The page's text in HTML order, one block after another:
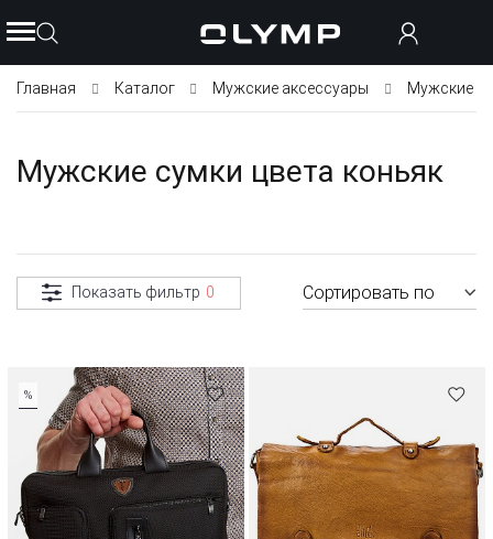
Главная Каталог Мужские аксессуары Мужские
Мужские сумки цвета коньяк
Показать фильтр 0 Сортировать по
%